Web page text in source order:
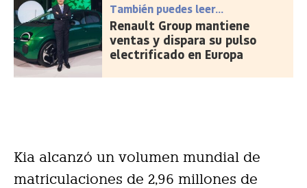
También puedes leer...
Renault Group mantiene
ventas y dispara su pulso
electrificado en Europa
Kia alcanzó un volumen mundial de
matriculaciones de 2,96 millones de